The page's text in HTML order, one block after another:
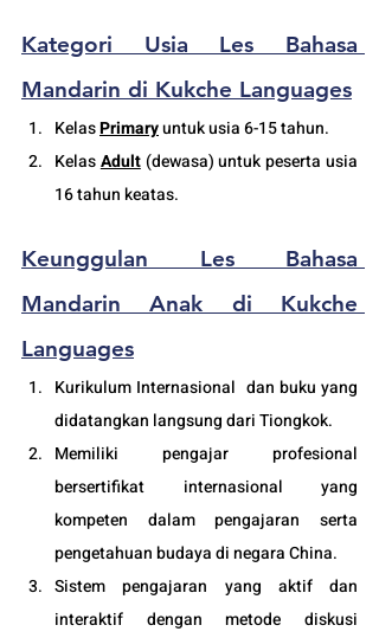
Kategori Usia Les Bahasa
Mandarin di Kukche Languages
Kelas Primary untuk usia 6-15 tahun.
Kelas Adult (dewasa) untuk peserta usia
16 tahun keatas.
Keunggulan Les Bahasa
Mandarin Anak di Kukche
Languages
Kurikulum Internasional  dan buku yang
didatangkan langsung dari Tiongkok.
Memiliki pengajar profesional
bersertifikat internasional yang
kompeten dalam pengajaran serta
pengetahuan budaya di negara China.
Sistem pengajaran yang aktif dan
interaktif dengan metode diskusi